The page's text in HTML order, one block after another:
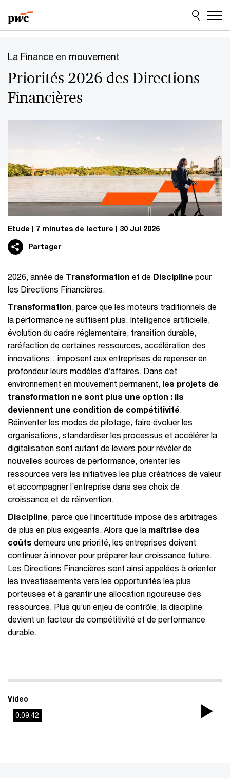
au
contenu
au
pied
page
La Finance en mouvement
Priorités 2026 des Directions
Financières
Etude 7 minutes de lecture 30 Jul 2026
Partager
2026, année de Transformation et de Discipline pour
les Directions Financières.
Transformation, parce que les moteurs traditionnels de
la performance ne suffisent plus. Intelligence artificielle,
évolution du cadre réglementaire, transition durable,
raréfaction de certaines ressources, accélération des
innovations…imposent aux entreprises de repenser en
profondeur leurs modèles d’affaires. Dans cet
environnement en mouvement permanent, les projets de
transformation ne sont plus une option : ils
deviennent une condition de compétitivité.
Réinventer les modes de pilotage, faire évoluer les
organisations, standardiser les processus et accélérer la
digitalisation sont autant de leviers pour révéler de
nouvelles sources de performance, orienter les
ressources vers les initiatives les plus créatrices de valeur
et accompagner l’entreprise dans ses choix de
croissance et de réinvention.
Discipline, parce que l’incertitude impose des arbitrages
de plus en plus exigeants. Alors que la maîtrise des
coûts demeure une priorité, les entreprises doivent
continuer à innover pour préparer leur croissance future.
Les Directions Financières sont ainsi appelées à orienter
les investissements vers les opportunités les plus
porteuses et à garantir une allocation rigoureuse des
ressources. Plus qu’un enjeu de contrôle, la discipline
devient un facteur de compétitivité et de performance
durable.
0:09:42
Video